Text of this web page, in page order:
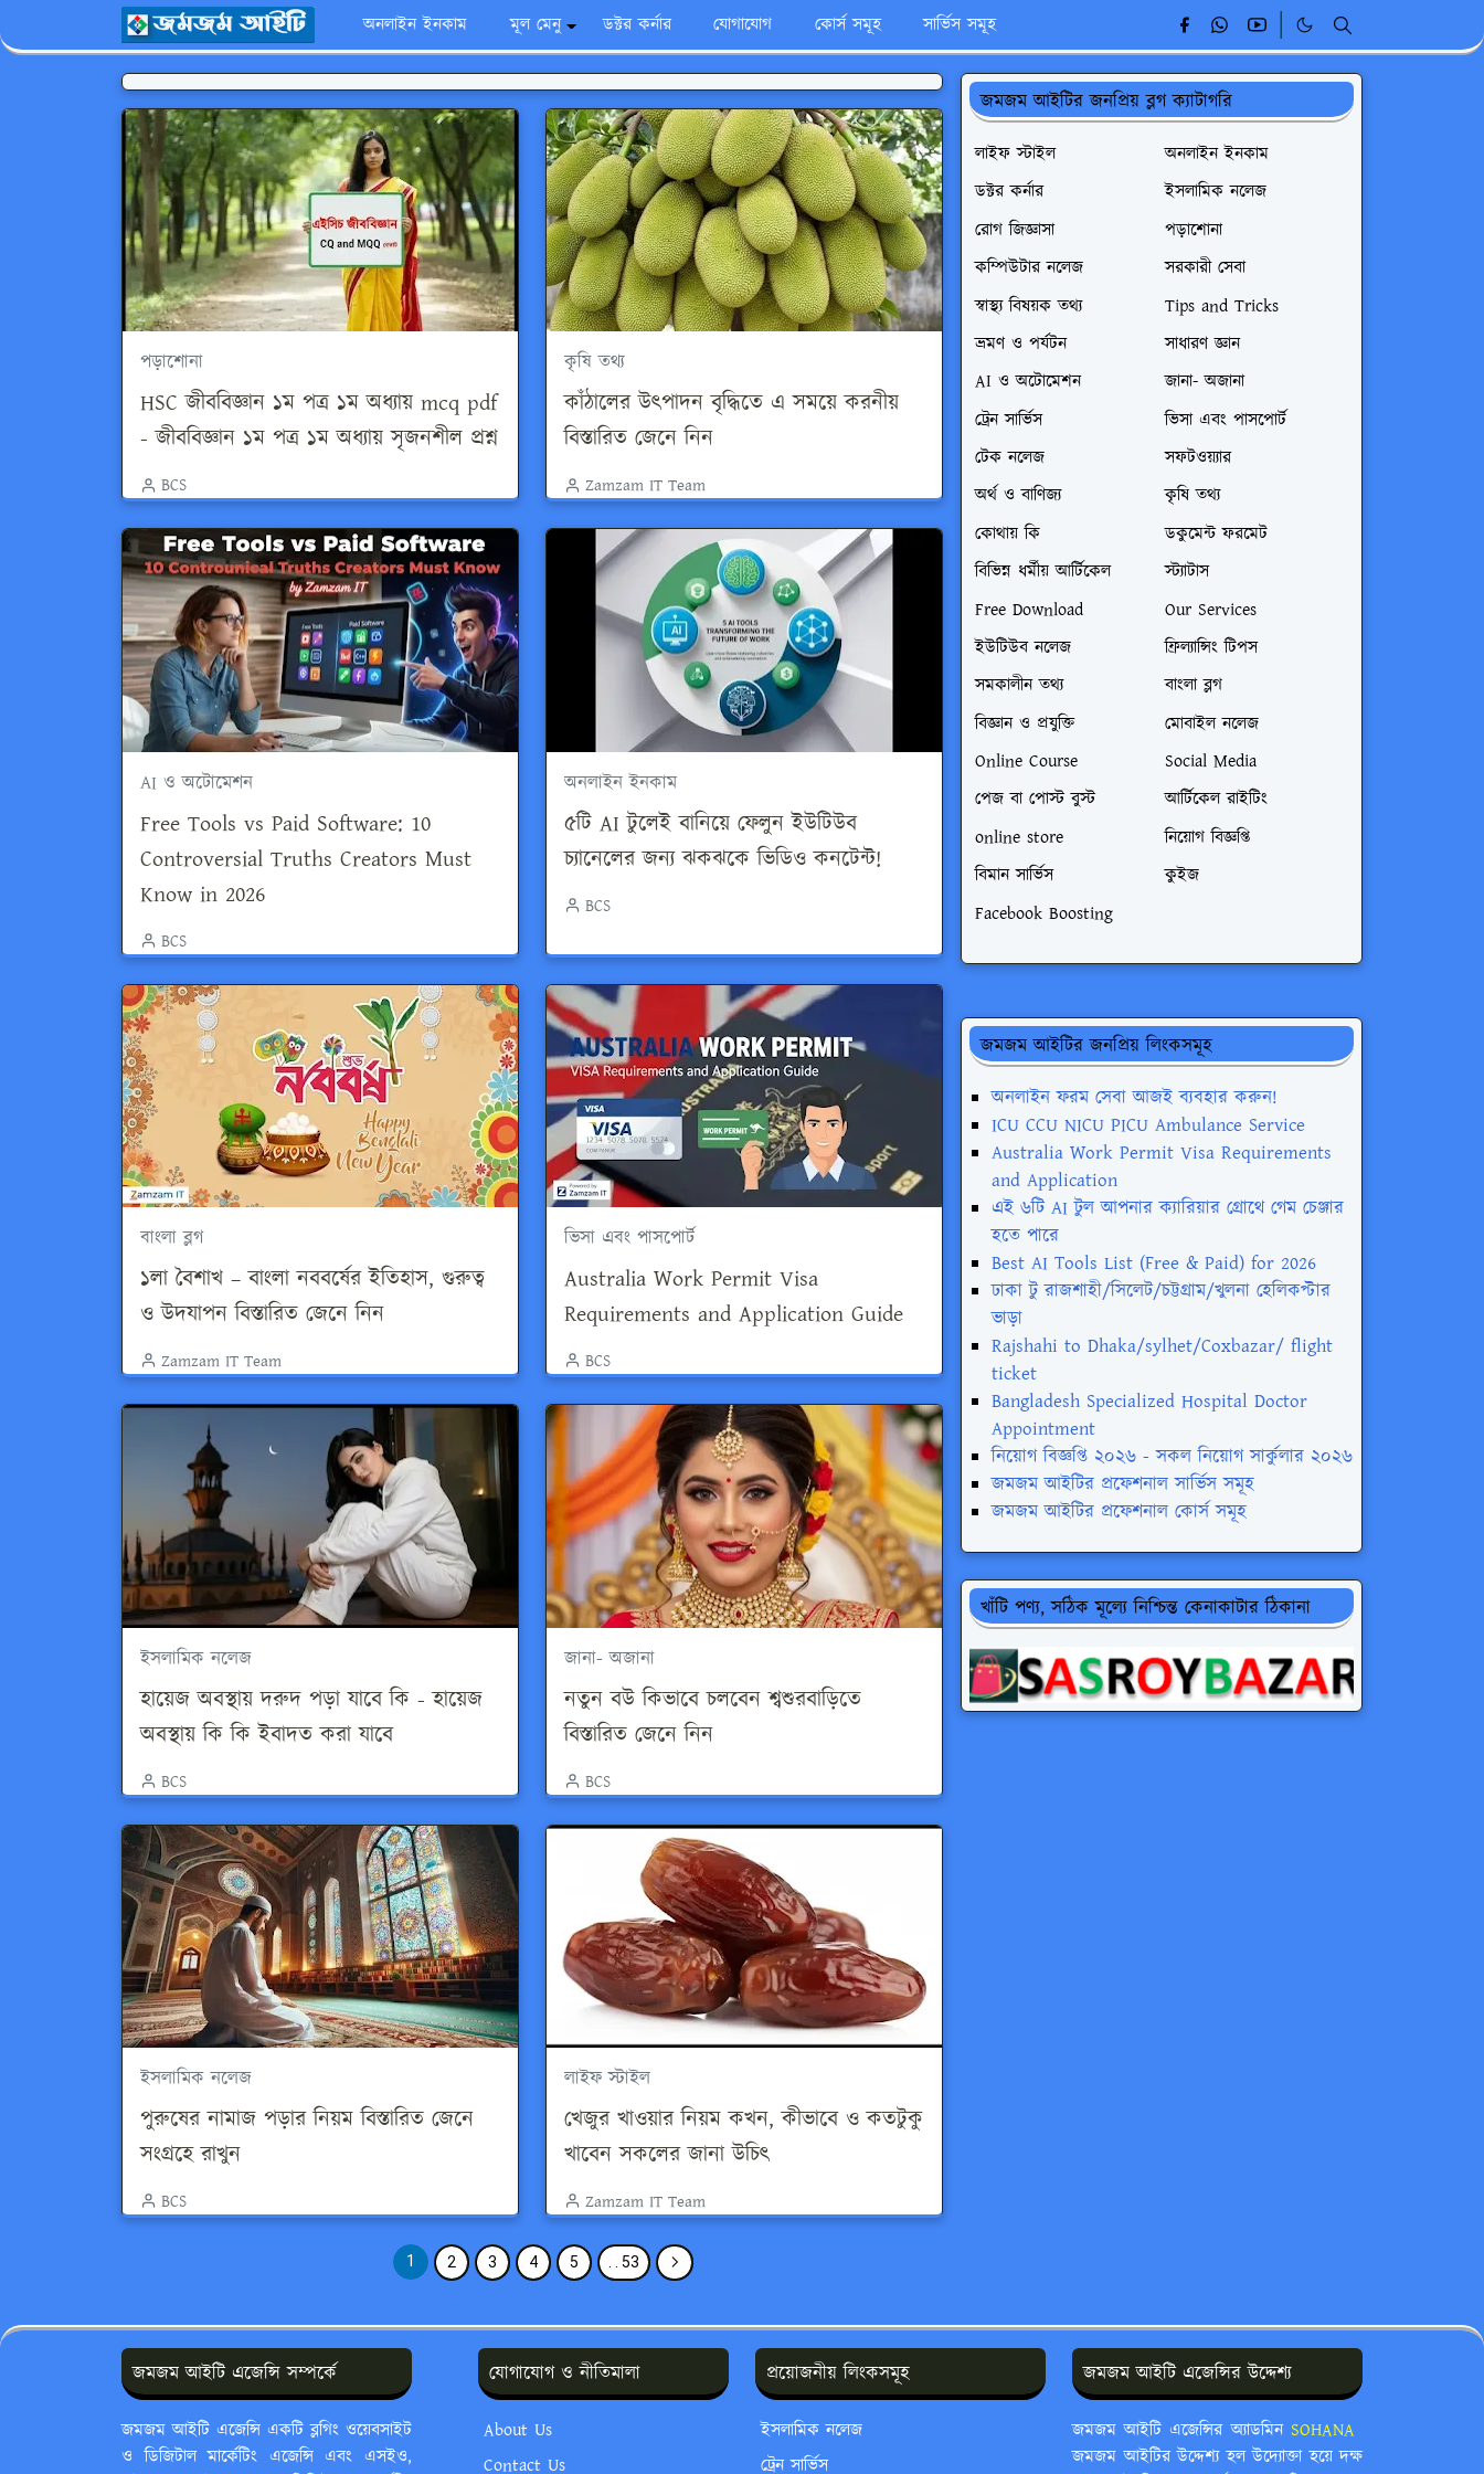
অনলাইন ইনকাম মূল মেনু ডক্টর কর্নার যোগাযোগ কোর্স সমূহ সার্ভিস সমূহ
পড়াশোনা
HSC জীববিজ্ঞান ১ম পত্র ১ম অধ্যায় mcq pdf
- জীববিজ্ঞান ১ম পত্র ১ম অধ্যায় সৃজনশীল প্রশ্ন
BCS
কৃষি তথ্য
কাঁঠালের উৎপাদন বৃদ্ধিতে এ সময়ে করনীয়
বিস্তারিত জেনে নিন
Zamzam IT Team
AI ও অটোমেশন
Free Tools vs Paid Software: 10
Controversial Truths Creators Must
Know in 2026
BCS
অনলাইন ইনকাম
৫টি AI টুলেই বানিয়ে ফেলুন ইউটিউব
চ্যানেলের জন্য ঝকঝকে ভিডিও কনটেন্ট!
BCS
বাংলা ব্লগ
১লা বৈশাখ – বাংলা নববর্ষের ইতিহাস, গুরুত্ব
ও উদযাপন বিস্তারিত জেনে নিন
Zamzam IT Team
ভিসা এবং পাসপোর্ট
Australia Work Permit Visa
Requirements and Application Guide
BCS
ইসলামিক নলেজ
হায়েজ অবস্থায় দরুদ পড়া যাবে কি - হায়েজ
অবস্থায় কি কি ইবাদত করা যাবে
BCS
জানা- অজানা
নতুন বউ কিভাবে চলবেন শ্বশুরবাড়িতে
বিস্তারিত জেনে নিন
BCS
ইসলামিক নলেজ
পুরুষের নামাজ পড়ার নিয়ম বিস্তারিত জেনে
সংগ্রহে রাখুন
BCS
লাইফ স্টাইল
খেজুর খাওয়ার নিয়ম কখন, কীভাবে ও কতটুকু
খাবেন সকলের জানা উচিৎ
Zamzam IT Team
1 2 3 4 5 . . 53
জমজম আইটির জনপ্রিয় ব্লগ ক্যাটাগরি
লাইফ স্টাইল
অনলাইন ইনকাম
ডক্টর কর্নার
ইসলামিক নলেজ
রোগ জিজ্ঞাসা
পড়াশোনা
কম্পিউটার নলেজ
সরকারী সেবা
স্বাস্থ্য বিষয়ক তথ্য
Tips and Tricks
ভ্রমণ ও পর্যটন
সাধারণ জ্ঞান
AI ও অটোমেশন
জানা- অজানা
ট্রেন সার্ভিস
ভিসা এবং পাসপোর্ট
টেক নলেজ
সফটওয়্যার
অর্থ ও বাণিজ্য
কৃষি তথ্য
কোথায় কি
ডকুমেন্ট ফরমেট
বিভিন্ন ধর্মীয় আর্টিকেল
স্ট্যাটাস
Free Download
Our Services
ইউটিউব নলেজ
ফ্রিল্যান্সিং টিপস
সমকালীন তথ্য
বাংলা ব্লগ
বিজ্ঞান ও প্রযুক্তি
মোবাইল নলেজ
Online Course
Social Media
পেজ বা পোস্ট বুস্ট
আর্টিকেল রাইটিং
online store
নিয়োগ বিজ্ঞপ্তি
বিমান সার্ভিস
কুইজ
Facebook Boosting
জমজম আইটির জনপ্রিয় লিংকসমূহ
অনলাইন ফরম সেবা আজই ব্যবহার করুন!
ICU CCU NICU PICU Ambulance Service
Australia Work Permit Visa Requirements
and Application
এই ৬টি AI টুল আপনার ক্যারিয়ার গ্রোথে গেম চেঞ্জার
হতে পারে
Best AI Tools List (Free & Paid) for 2026
ঢাকা টু রাজশাহী/সিলেট/চট্টগ্রাম/খুলনা হেলিকপ্টার
ভাড়া
Rajshahi to Dhaka/sylhet/Coxbazar/ flight
ticket
Bangladesh Specialized Hospital Doctor
Appointment
নিয়োগ বিজ্ঞপ্তি ২০২৬ - সকল নিয়োগ সার্কুলার ২০২৬
জমজম আইটির প্রফেশনাল সার্ভিস সমূহ
জমজম আইটির প্রফেশনাল কোর্স সমূহ
খাঁটি পণ্য, সঠিক মূল্যে নিশ্চিন্ত কেনাকাটার ঠিকানা
জমজম আইটি এজেন্সি সম্পর্কে
জমজম আইটি এজেন্সি একটি ব্লগিং ওয়েবসাইট
ও ডিজিটাল মার্কেটিং এজেন্সি এবং এসইও,
যোগাযোগ ও নীতিমালা
About Us
Contact Us
প্রয়োজনীয় লিংকসমূহ
ইসলামিক নলেজ
ট্রেন সার্ভিস
জমজম আইটি এজেন্সির উদ্দেশ্য
জমজম আইটি এজেন্সির অ্যাডমিন SOHANA ‍
জমজম আইটির উদ্দেশ্য হল উদ্যোক্তা হয়ে দক্ষ